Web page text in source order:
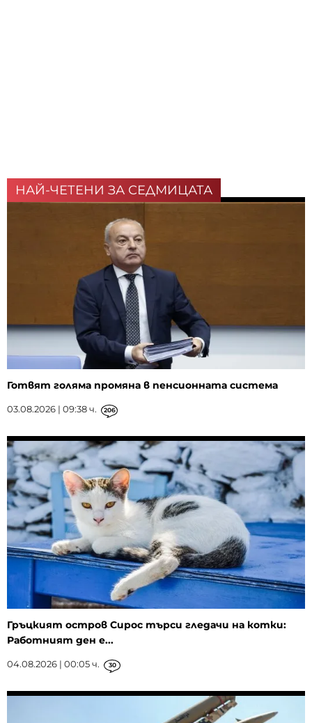
НАЙ-ЧЕТЕНИ ЗА СЕДМИЦАТА
Готвят голяма промяна в пенсионната система
03.08.2026 | 09:38 ч. 206
Гръцкият остров Сирос търси гледачи на котки:
Работният ден е...
04.08.2026 | 00:05 ч. 30